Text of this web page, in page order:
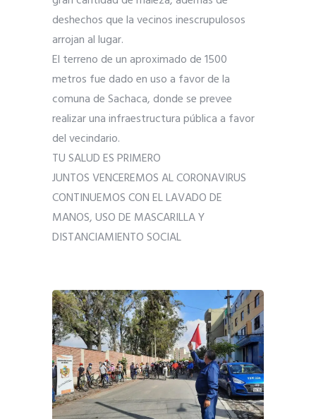
deshechos que la vecinos inescrupulosos
arrojan al lugar.
El terreno de un aproximado de 1500
metros fue dado en uso a favor de la
comuna de Sachaca, donde se prevee
realizar una infraestructura pública a favor
del vecindario.
TU SALUD ES PRIMERO
JUNTOS VENCEREMOS AL CORONAVIRUS
CONTINUEMOS CON EL LAVADO DE
MANOS, USO DE MASCARILLA Y
DISTANCIAMIENTO SOCIAL